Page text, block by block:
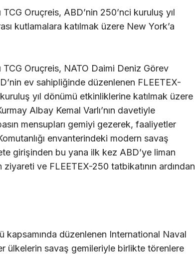
Oruçreis, ABD’nin 250’nci kuruluş yıl
kutlamalara katılmak üzere New York’a
TCG Oruçreis, NATO Daimi Deniz Görev
ev sahipliğinde düzenlenen FLEETEX-
yıl dönümü etkinliklerine katılmak üzere
Albay Kemal Varlı’nın davetiyle
mensupları gemiyi gezerek, faaliyetler
envanterindeki modern savaş
girişinden bu yana ilk kez ABD’ye liman
ve FLEETEX-250 tatbikatının ardından
kapsamında düzenlenen International Naval
ülkelerin savaş gemileriyle birlikte törenlere